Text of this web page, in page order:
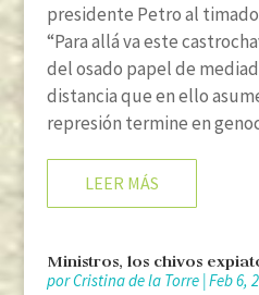
presidente Petro al
“Para allá va este
del osado papel de
distancia que en ello
represión termine en
LEER MÁS
Ministros, los chivos
porCristina de la Torre|Feb 6,